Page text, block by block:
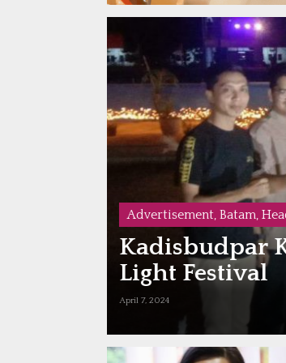
Advertisement, Batam,
Kadisbudpar
Light Festival
April 7, 2024